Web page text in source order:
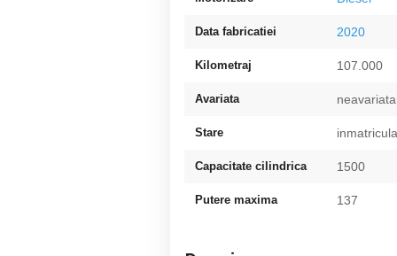
Data fabricatiei 2020
Kilometraj 107.000
Avariata neavariata
Stare
Capacitate cilindrica 1500
Putere maxima 137